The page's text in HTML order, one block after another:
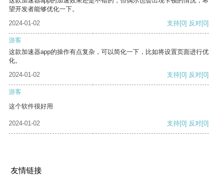
望开发者能够优化一下。
2024-01-02
支持[0] 反对[0]
游客
这款加速器app的操作有点复杂，可以简化一下，比如将设置页面进行优
化。
2024-01-02
支持[0] 反对[0]
游客
这个软件很好用
2024-01-02 支持[0] 反对[0]
友情链接